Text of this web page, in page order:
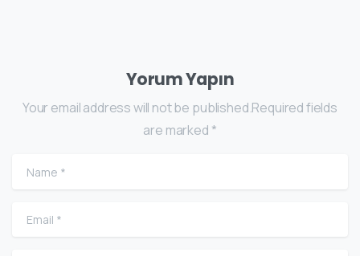
Yorum Yapın
Your email address will not be published.Required fields
are marked *
Name
Email